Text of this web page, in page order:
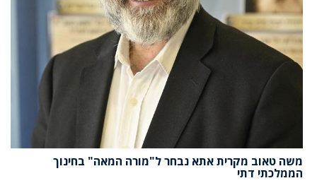
משה טאוב מקרית אתא נבחר ל"מורה המאה" בחינוך
הממלכתי דתי